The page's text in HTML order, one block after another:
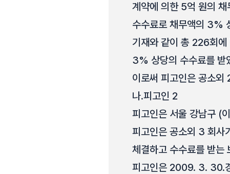
계약에 의한 5억 원의
수수료로 채무액의 3%
기재와 같이 총 226회
3% 상당의 수수료를 받
이로써 피고인은 공소외
나.피고인 2
피고인은 서울 강남구 (
피고인은 공소외 3 회사
체결하고 수수료를 받는
피고인은 2009. 3. 30.